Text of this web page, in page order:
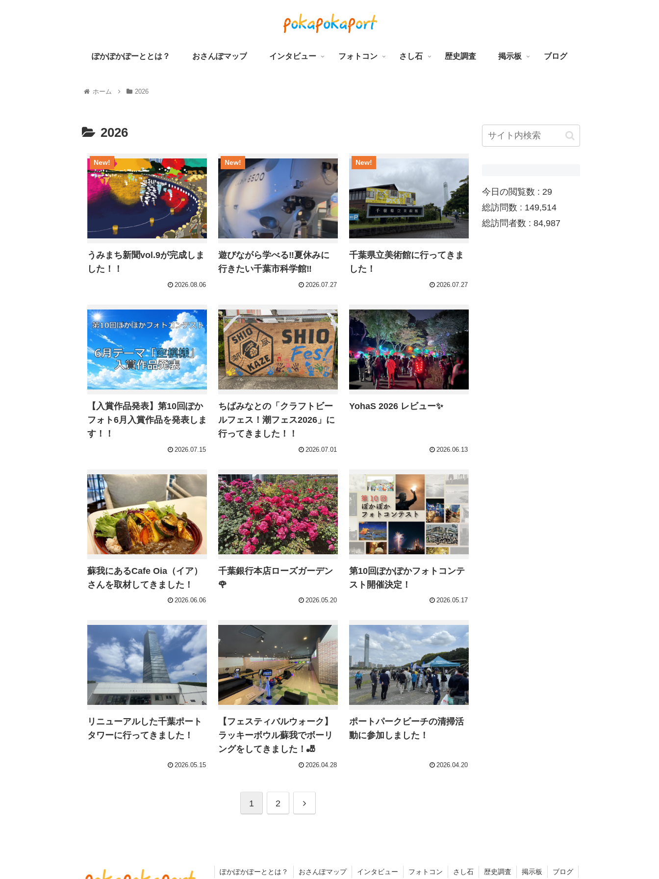
ぽかぽかぽーととは？ おさんぽマップ インタビュー フォトコン さし石 歴史調査 掲示板 ブログ
ホーム 2026
2026
New!
うみまち新聞vol.9が完成しま
した！！
2026.08.06
New!
遊びながら学べる‼︎夏休みに
行きたい千葉市科学館‼︎
2026.07.27
New!
千葉県立美術館に行ってきま
した！
2026.07.27
【入賞作品発表】第10回ぽか
フォト6月入賞作品を発表しま
す！！
2026.07.15
ちばみなとの「クラフトビー
ルフェス！潮フェス2026」に
行ってきました！！
2026.07.01
YohaS 2026 レビュー✨
2026.06.13
蘇我にあるCafe Oia（イア）
さんを取材してきました！
2026.06.06
千葉銀行本店ローズガーデン
🌹
2026.05.20
第10回ぽかぽかフォトコンテ
スト開催決定！
2026.05.17
リニューアルした千葉ポート
タワーに行ってきました！
2026.05.15
【フェスティバルウォーク】
ラッキーボウル蘇我でボーリ
ングをしてきました！🎳
2026.04.28
ポートパークビーチの清掃活
動に参加しました！
2026.04.20
1 2
今日の閲覧数 : 29
総訪問数 : 149,514
総訪問者数 : 84,987
ぽかぽかぽーととは？ おさんぽマップ インタビュー フォトコン さし石 歴史調査 掲示板 ブログ